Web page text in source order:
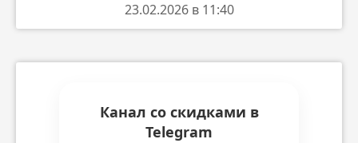
23.02.2026 в 11:40
Канал со скидками в
Telegram